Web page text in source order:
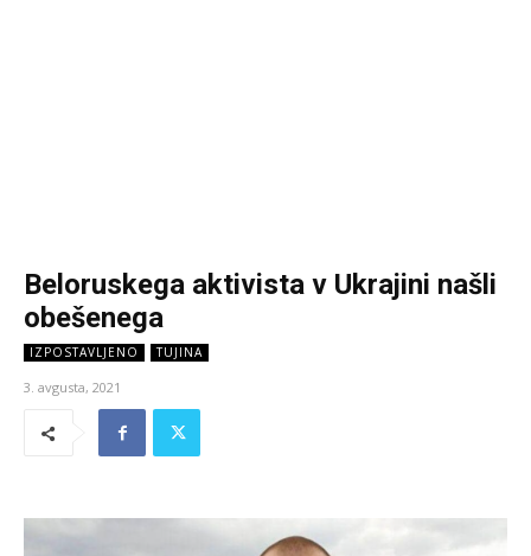
Beloruskega aktivista v Ukrajini našli
obešenega
IZPOSTAVLJENO TUJINA
3. avgusta, 2021